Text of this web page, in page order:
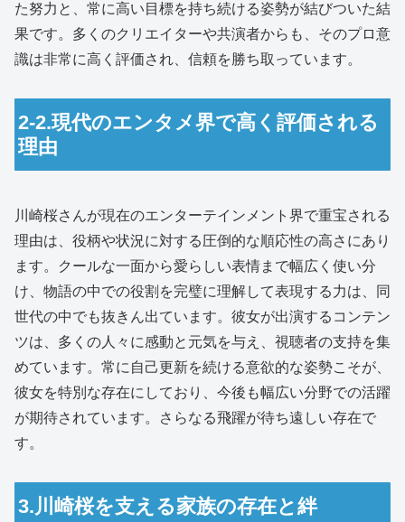
た努力と、常に高い目標を持ち続ける姿勢が結びついた結
果です。多くのクリエイターや共演者からも、そのプロ意
識は非常に高く評価され、信頼を勝ち取っています。
2-2.現代のエンタメ界で高く評価される
理由
川崎桜さんが現在のエンターテインメント界で重宝される
理由は、役柄や状況に対する圧倒的な順応性の高さにあり
ます。クールな一面から愛らしい表情まで幅広く使い分
け、物語の中での役割を完璧に理解して表現する力は、同
世代の中でも抜きん出ています。彼女が出演するコンテン
ツは、多くの人々に感動と元気を与え、視聴者の支持を集
めています。常に自己更新を続ける意欲的な姿勢こそが、
彼女を特別な存在にしており、今後も幅広い分野での活躍
が期待されています。さらなる飛躍が待ち遠しい存在で
す。
3.川崎桜を支える家族の存在と絆